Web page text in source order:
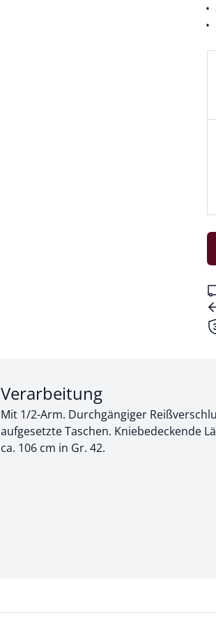
Abschnitt 2 von 3:
Verarbeitung
Mit 1/2-Arm. Durchgängiger
aufgesetzte Taschen. Kniebedeckende
ca. 106 cm in Gr. 42.